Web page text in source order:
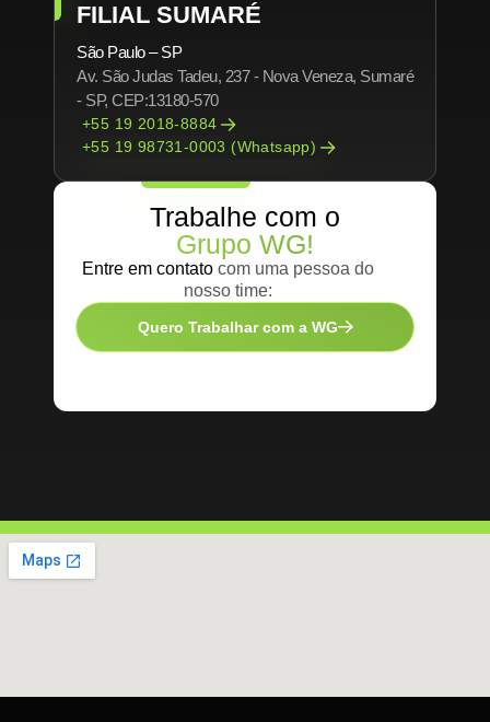
FILIAL SUMARÉ
São Paulo – SP
Av. São Judas Tadeu, 237 - Nova Veneza, Sumaré
- SP, CEP:13180-570
+55 19 2018-8884
+55 19 98731-0003 (Whatsapp)
Trabalhe com o
Grupo WG!
Entre em contato com uma pessoa do
nosso time:
Quero Trabalhar com a WG